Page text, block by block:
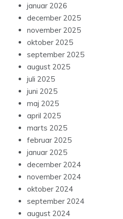
januar 2026
december 2025
november 2025
oktober 2025
september 2025
august 2025
juli 2025
juni 2025
maj 2025
april 2025
marts 2025
februar 2025
januar 2025
december 2024
november 2024
oktober 2024
september 2024
august 2024